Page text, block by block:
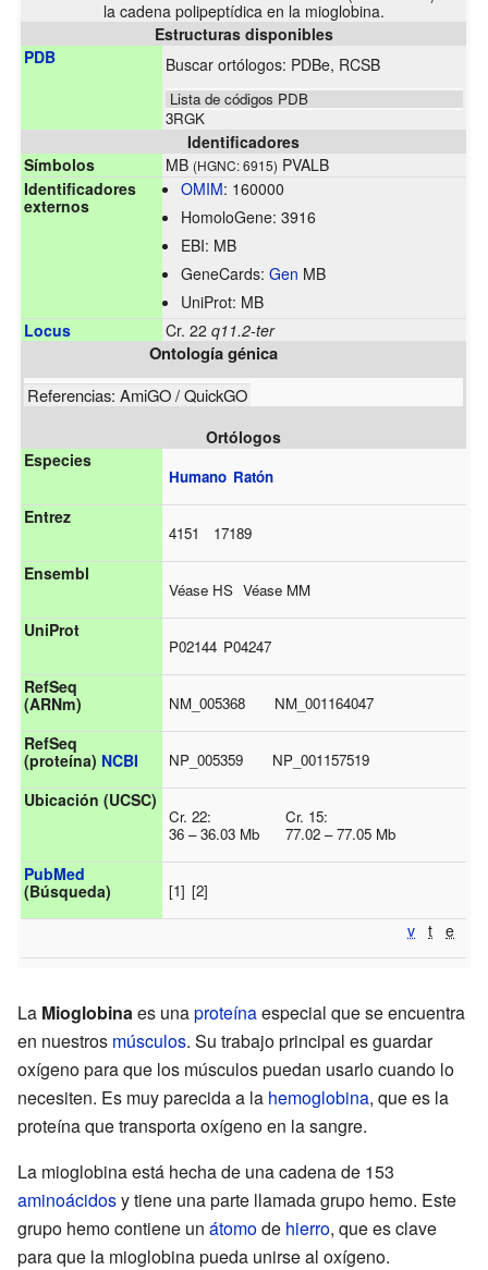
la cadena polipeptídica en la mioglobina.
Estructuras disponibles
PDB
Buscar ortólogos: PDBe, RCSB
Lista de códigos PDB
3RGK
Identificadores
Símbolos
MB (HGNC: 6915) PVALB
Identificadores
externos
OMIM: 160000
HomoloGene:3916
EBI: MB
GeneCards:Gen MB
UniProt: MB
Locus
Cr. 22q11.2-ter
Ontología génica
Referencias:AmiGO/QuickGO
Ortólogos
Especies
Humano Ratón
Entrez
4151 17189
Ensembl
Véase HS Véase MM
UniProt
P02144 P04247
RefSeq
(ARNm)
NM_005368 NM_001164047
RefSeq
(proteína) NCBI NP_005359 NP_001157519
Ubicación (UCSC)
Cr. 22:
36 – 36.03 Mb
Cr. 15:
77.02 – 77.05 Mb
PubMed
(Búsqueda)
[1] [2]
v t e
La Mioglobinaes unaproteínaespecial que se encuentra
en nuestros músculos. Su trabajo principal es guardar
oxígeno para que los músculos puedan usarlo cuando lo
necesiten. Es muy parecida a la hemoglobina, que es la
proteína que transporta oxígeno en la sangre.
La mioglobina está hecha de una cadena de 153
aminoácidosy tiene una parte llamada grupo hemo. Este
grupo hemo contiene un átomode hierro, que es clave
para que la mioglobina pueda unirse al oxígeno.